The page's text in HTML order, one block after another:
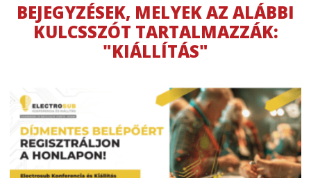
BEJEGYZÉSEK, MELYEK AZ ALÁBBI
KULCSSZÓT TARTALMAZZÁK:
"KIÁLLÍTÁS"